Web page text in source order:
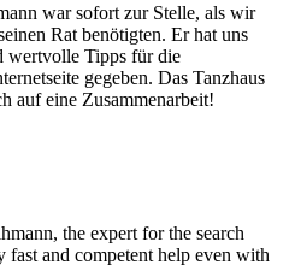
war sofort zur Stelle, als wir
Rat benötigten. Er hat uns
wertvolle Tipps für die
gegeben. Das Tanzhaus
auf eine Zusammenarbeit!
the expert for the search
fast and competent help even with